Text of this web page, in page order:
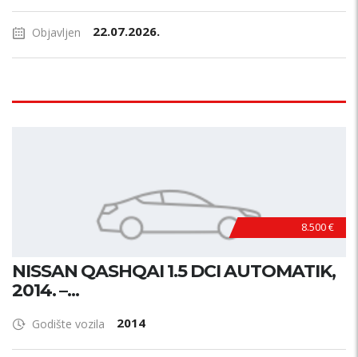
Objavljen 22.07.2026.
8.500 €
NISSAN QASHQAI 1.5 DCI AUTOMATIK,
2014. –...
Godište vozila 2014